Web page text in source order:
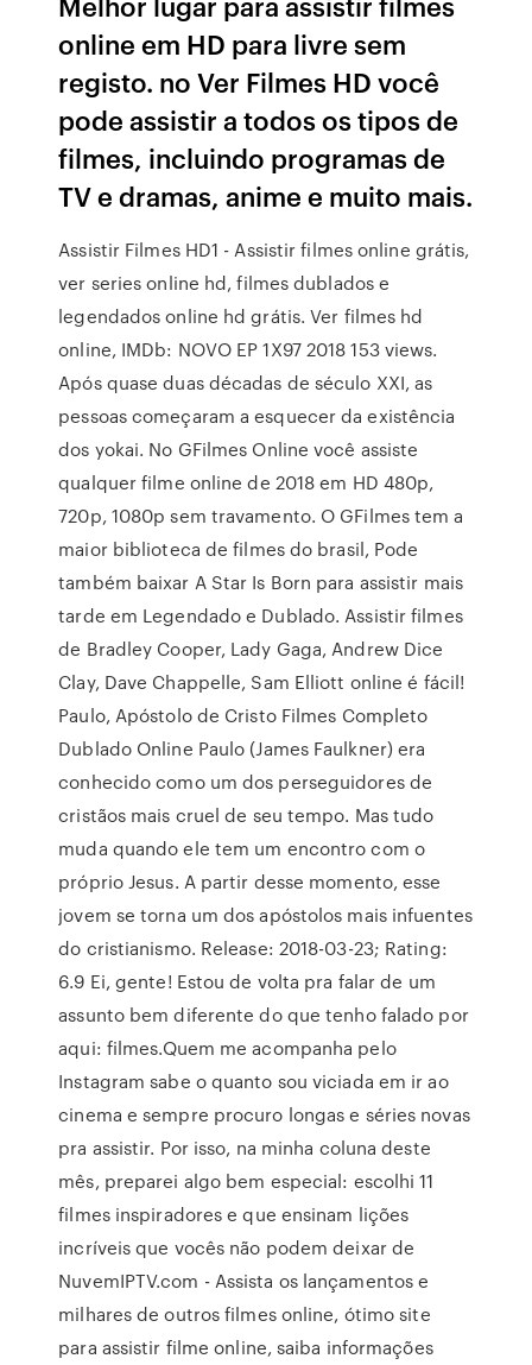
online em HD para livre sem
registo. no Ver Filmes HD você
pode assistir a todos os tipos de
filmes, incluindo programas de
TV e dramas, anime e muito mais.
Assistir Filmes HD1 - Assistir filmes online grátis,
ver series online hd, filmes dublados e
legendados online hd grátis. Ver filmes hd
online, IMDb: NOVO EP 1X97 2018 153 views.
Após quase duas décadas de século XXI, as
pessoas começaram a esquecer da existência
dos yokai. No GFilmes Online você assiste
qualquer filme online de 2018 em HD 480p,
720p, 1080p sem travamento. O GFilmes tem a
maior biblioteca de filmes do brasil, Pode
também baixar A Star Is Born para assistir mais
tarde em Legendado e Dublado. Assistir filmes
de Bradley Cooper, Lady Gaga, Andrew Dice
Clay, Dave Chappelle, Sam Elliott online é fácil!
Paulo, Apóstolo de Cristo Filmes Completo
Dublado Online Paulo (James Faulkner) era
conhecido como um dos perseguidores de
cristãos mais cruel de seu tempo. Mas tudo
muda quando ele tem um encontro com o
próprio Jesus. A partir desse momento, esse
jovem se torna um dos apóstolos mais infuentes
do cristianismo. Release: 2018-03-23; Rating:
6.9 Ei, gente! Estou de volta pra falar de um
assunto bem diferente do que tenho falado por
aqui: filmes.Quem me acompanha pelo
Instagram sabe o quanto sou viciada em ir ao
cinema e sempre procuro longas e séries novas
pra assistir. Por isso, na minha coluna deste
mês, preparei algo bem especial: escolhi 11
filmes inspiradores e que ensinam lições
incríveis que vocês não podem deixar de
NuvemIPTV.com - Assista os lançamentos e
milhares de outros filmes online, ótimo site
para assistir filme online, saiba informações